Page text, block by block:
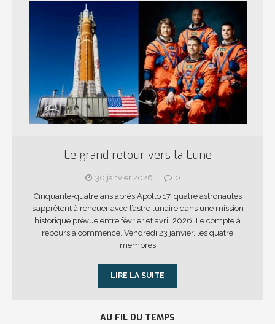
Le grand retour vers la Lune
30 janvier 2026
0
Cinquante-quatre ans après Apollo 17, quatre astronautes
s’apprêtent à renouer avec l’astre lunaire dans une mission
historique prévue entre février et avril 2026. Le compte à
rebours a commencé. Vendredi 23 janvier, les quatre
membres
LIRE LA SUITE
AU FIL DU TEMPS